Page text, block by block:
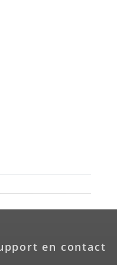
en contact